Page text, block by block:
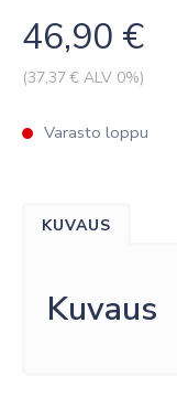
46,90 €
(37,37€ ALV 0%)
Varasto loppu
KUVAUS
Kuvaus